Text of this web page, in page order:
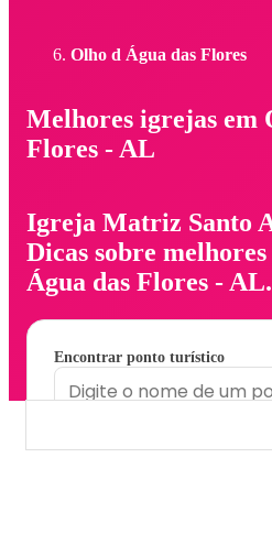
Olho d Água das Flores
Melhores igrejas em
Flores - AL
Igreja Matriz Santo
Dicas sobre
Água das Flores - AL.
Encontrar ponto turístico